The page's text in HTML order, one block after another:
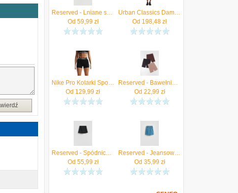
Reserved - Lniane szorty - czarny
Od 59,99 zł
Urban Classics Damskie Spodenki Rowerowe High Waist Darkflower S
Od 198,48 zł
Nike Pro Kolarki Spodenki Damskie IQ1037-010
Od 129,99 zł
Reserved - Bawełniane kolarki - czarny
Od 22,99 zł
Reserved - Spódnico-szorty z dodatkiem wiskozy - czarny
Od 55,99 zł
Reserved - Jeansowe szorty - niebieski
Od 35,99 zł